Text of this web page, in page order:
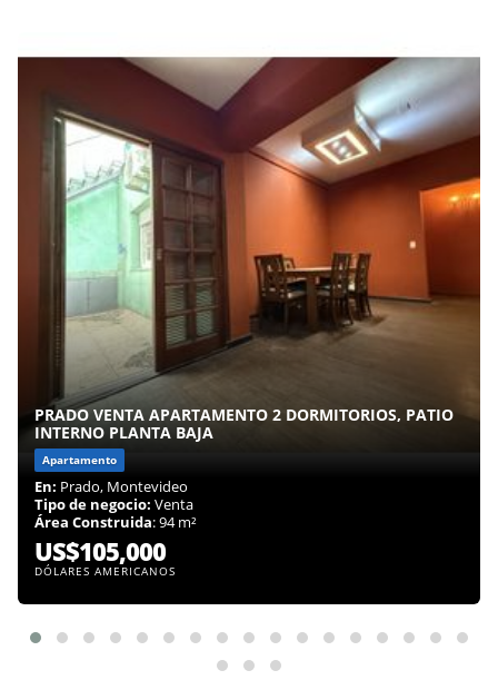
PRADO VENTA APARTAMENTO 2 DORMITORIOS, PATIO
INTERNO PLANTA BAJA
Apartamento
En: Prado, Montevideo
Tipo de negocio: Venta
Área Construida: 94 m²
US$105,000
DÓLARES AMERICANOS